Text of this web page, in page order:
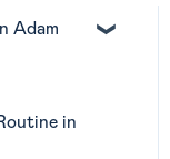
Adam
in